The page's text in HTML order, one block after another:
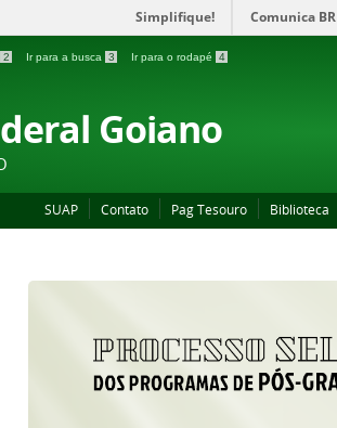
Simplifique! Comunica BR
2 Ir para a busca 3 Ir para o rodapé 4
Goiano
SUAP Contato Pag Tesouro Biblioteca